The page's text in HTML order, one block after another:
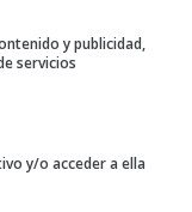
y publicidad,
servicios
y/o acceder a ella